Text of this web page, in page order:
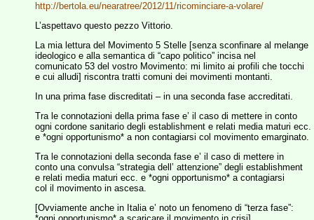
http://bertola.eu/nearatree/2012/11/ricominciare-a-volare/
L’aspettavo questo pezzo Vittorio.
La mia lettura del Movimento 5 Stelle [senza sconfinare al melange
ideologico e alla semantica di “capo politico” incisa nel
comunicato 53 del vostro Movimento: mi limito ai profili che tocchi
e cui alludi] riscontra tratti comuni dei movimenti montanti.
In una prima fase discreditati – in una seconda fase accreditati.
Tra le connotazioni della prima fase e’ il caso di mettere in conto
ogni cordone sanitario degli establishment e relati media maturi ecc.
e *ogni opportunismo* a non contagiarsi col movimento emarginato.
Tra le connotazioni della seconda fase e’ il caso di mettere in
conto una convulsa “strategia dell’ attenzione” degli establishment
e relati media maturi ecc. e *ogni opportunismo* a contagiarsi
col il movimento in ascesa.
[Ovviamente anche in Italia e’ noto un fenomeno di “terza fase”: